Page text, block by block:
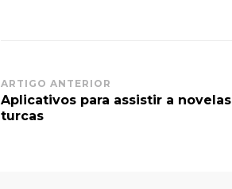
Post
Navigation
ARTIGO ANTERIOR
Aplicativos para assistir a novelas
turcas